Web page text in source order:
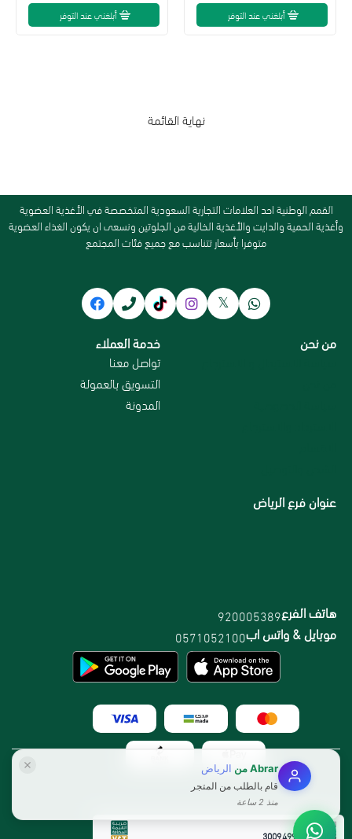
أبلغني عند التوفر أبلغني عند التوفر
نهاية القائمة
القمم الوطنية احد العلامات التجارية السعودية المتخصصة في الأغذية العضوية
وأغذية الحمية والدايت والأغذية الخالية من الجلوتين ونسعى ان يكون الغذاء العضوية
متوفرا بأسعار تتناسب مع جميع فئات المجتمع
من نحن خدمة العملاء
تواصل معنا
التسويق بالعمولة
المدونة
عنوان فرع الرياض
هاتف الفرع920005389
موبايل & واتس اب0571052100
الرقم الضريبي:
300949912800003
Abrarمن الرياض
قام بالطلب من المتجر
منذ 2 ساعة